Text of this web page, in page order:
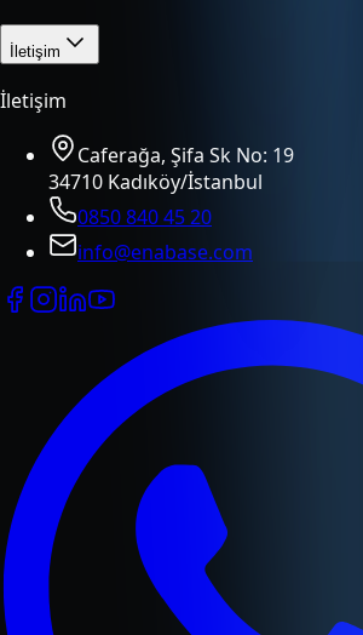
İletişim
İletişim
Caferağa, Şifa Sk No: 19
34710 Kadıköy/İstanbul
0850 840 45 20
info@enabase.com